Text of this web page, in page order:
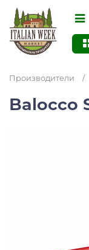
Производители /
Balocco